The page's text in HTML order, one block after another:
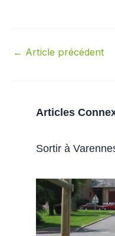
← Article précédent
Articles
Sortir à